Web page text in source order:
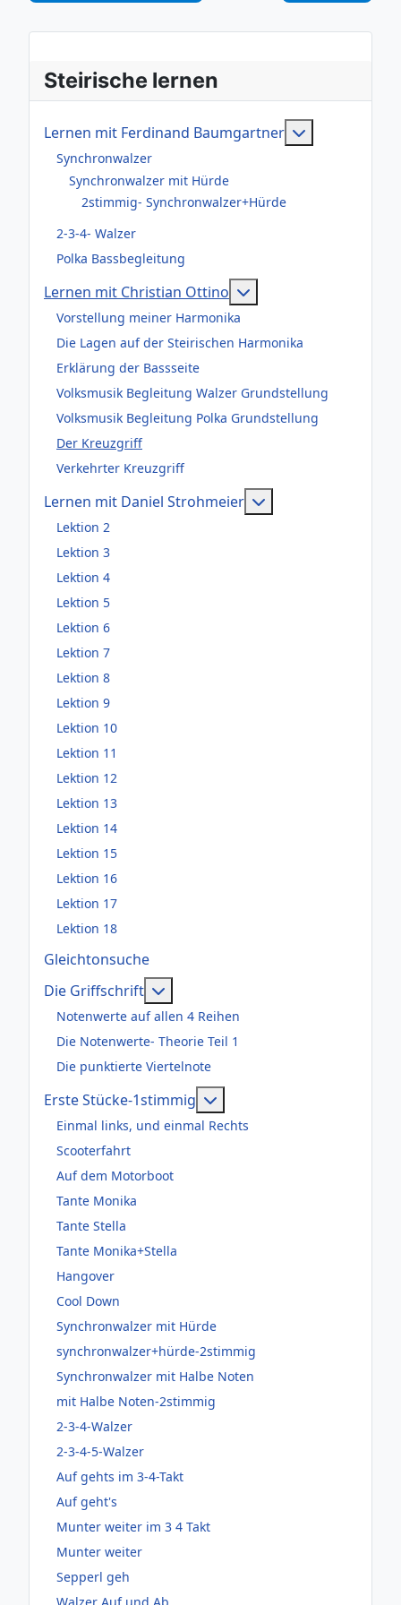
Steirische lernen
Lernen mit Ferdinand Baumgartner
Synchronwalzer
Synchronwalzer mit Hürde
2stimmig- Synchronwalzer+Hürde
2-3-4- Walzer
Polka Bassbegleitung
Lernen mit Christian Ottino
Vorstellung meiner Harmonika
Die Lagen auf der Steirischen Harmonika
Erklärung der Bassseite
Volksmusik Begleitung Walzer Grundstellung
Volksmusik Begleitung Polka Grundstellung
Der Kreuzgriff
Verkehrter Kreuzgriff
Lernen mit Daniel Strohmeier
Lektion 2
Lektion 3
Lektion 4
Lektion 5
Lektion 6
Lektion 7
Lektion 8
Lektion 9
Lektion 10
Lektion 11
Lektion 12
Lektion 13
Lektion 14
Lektion 15
Lektion 16
Lektion 17
Lektion 18
Gleichtonsuche
Die Griffschrift
Notenwerte auf allen 4 Reihen
Die Notenwerte- Theorie Teil 1
Die punktierte Viertelnote
Erste Stücke-1stimmig
Einmal links, und einmal Rechts
Scooterfahrt
Auf dem Motorboot
Tante Monika
Tante Stella
Tante Monika+Stella
Hangover
Cool Down
Synchronwalzer mit Hürde
synchronwalzer+hürde-2stimmig
Synchronwalzer mit Halbe Noten
mit Halbe Noten-2stimmig
2-3-4-Walzer
2-3-4-5-Walzer
Auf gehts im 3-4-Takt
Auf geht's
Munter weiter im 3 4 Takt
Munter weiter
Sepperl geh